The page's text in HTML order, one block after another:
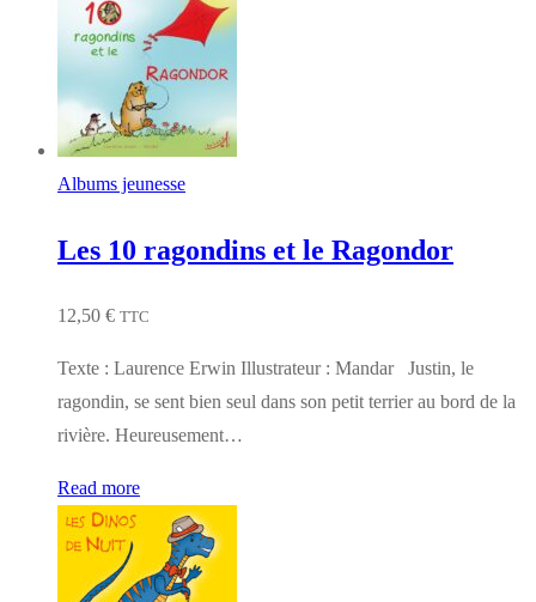
Albums jeunesse
Les 10 ragondins et le Ragondor
12,50 € TTC
Texte : Laurence Erwin Illustrateur : Mandar Justin, le
ragondin, se sent bien seul dans son petit terrier au bord de la
rivière. Heureusement…
Read more